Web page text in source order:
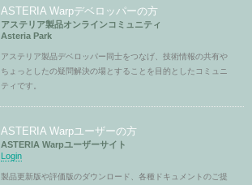
ASTERIA Warpデベロッパーの方
アステリア製品オンラインコミュニティ
Asteria Park
アステリア製品デベロッパー同士をつなげ、技術情報の共有や
ちょっとしたの疑問解決の場とすることを目的としたコミュニ
ティです。
ASTERIA Warpユーザーの方
ASTERIA Warpユーザーサイト
Login
製品更新版や評価版のダウンロード、各種ドキュメントのご提